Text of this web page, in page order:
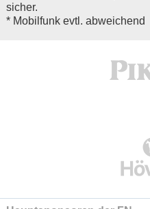
sicher.
* Mobilfunk evtl. abweichend